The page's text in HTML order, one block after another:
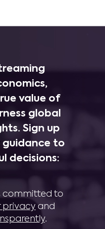
value of
global
Sign up
to
decisions:
committed to
privacy and
.